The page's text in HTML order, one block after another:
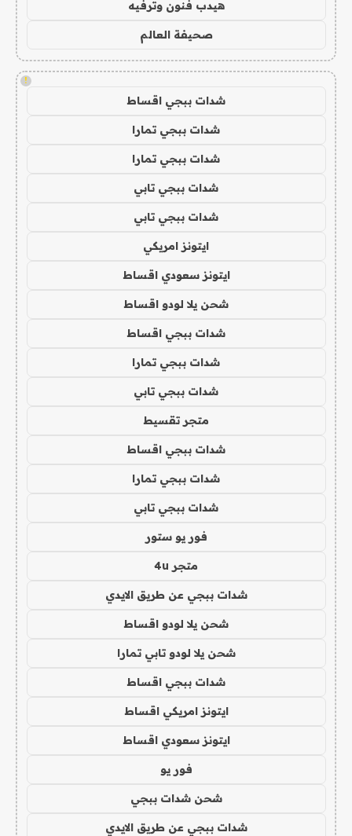
هيدب فنون وترفيه
صحيفة العالم
!
شدات ببجي اقساط
شدات ببجي تمارا
شدات ببجي تمارا
شدات ببجي تابي
شدات ببجي تابي
ايتونز امريكي
ايتونز سعودي اقساط
شحن يلا لودو اقساط
شدات ببجي اقساط
شدات ببجي تمارا
شدات ببجي تابي
متجر تقسيط
شدات ببجي اقساط
شدات ببجي تمارا
شدات ببجي تابي
فور يو ستور
متجر 4u
شدات ببجي عن طريق الايدي
شحن يلا لودو اقساط
شحن يلا لودو تابي تمارا
شدات ببجي اقساط
ايتونز امريكي اقساط
ايتونز سعودي اقساط
فور يو
شحن شدات ببجي
شدات ببجي عن طريق الايدي